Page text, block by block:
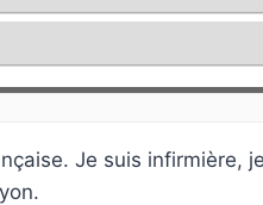
Je suis infirmière,